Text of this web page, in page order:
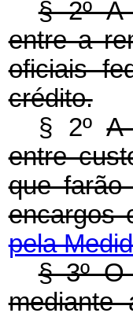
§ 2º A
entre a
oficiais
crédito.
§ 2ºA
entre
que
encargos
pela
§ 3º O
mediante